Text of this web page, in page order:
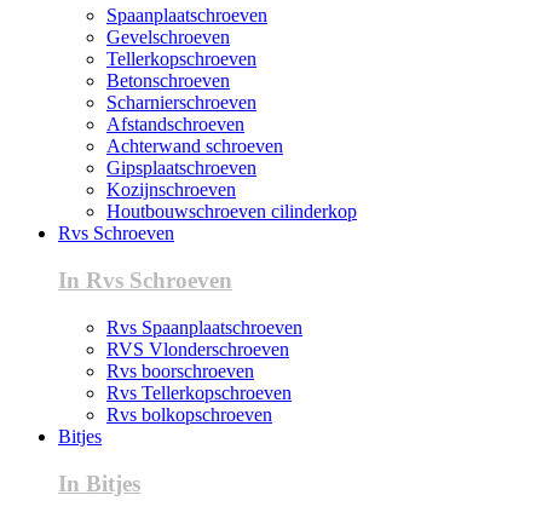
Spaanplaatschroeven
Gevelschroeven
Tellerkopschroeven
Betonschroeven
Scharnierschroeven
Afstandschroeven
Achterwand schroeven
Gipsplaatschroeven
Kozijnschroeven
Houtbouwschroeven cilinderkop
Rvs Schroeven
In Rvs Schroeven
Rvs Spaanplaatschroeven
RVS Vlonderschroeven
Rvs boorschroeven
Rvs Tellerkopschroeven
Rvs bolkopschroeven
Bitjes
In Bitjes